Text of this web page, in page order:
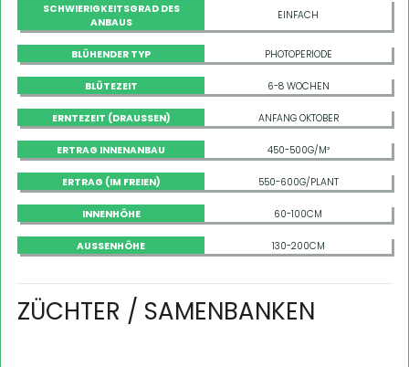
SCHWIERIGKEITSGRAD DES
ANBAUS
EINFACH
BLÜHENDER TYP PHOTOPERIODE
BLÜTEZEIT 6-8 WOCHEN
ERNTEZEIT (DRAUSSEN) ANFANG OKTOBER
ERTRAG INNENANBAU 450-500G/M²
ERTRAG (IM FREIEN) 550-600G/PLANT
INNENHÖHE 60-100CM
AUSSENHÖHE 130-200CM
ZÜCHTER / SAMENBANKEN